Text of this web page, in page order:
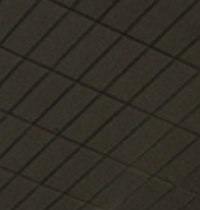
Siguria